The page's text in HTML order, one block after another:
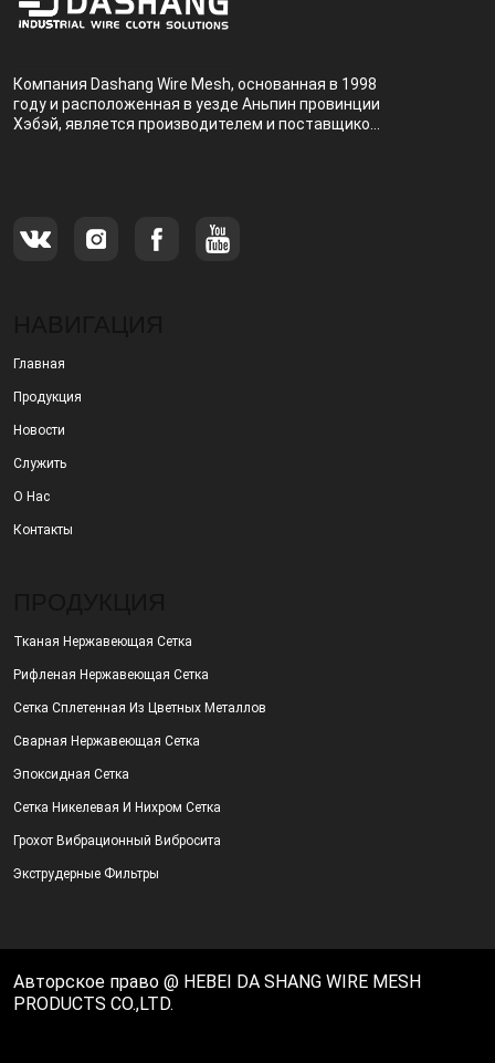
Компания Dashang Wire Mesh, основанная в 1998
году и расположенная в уезде Аньпин провинции
Хэбэй, является производителем и поставщиком,
Главная
Продукция
Новости
Служить
О Нас
Контакты
Тканая Нержавеющая Сетка
Рифленая Нержавеющая Сетка
Сетка Сплетенная Из Цветных Металлов
Сварная Нержавеющая Сетка
Эпоксидная Сетка
Сетка Никелевая И Нихром Сетка
Грохот Вибрационный Вибросита
Экструдерные Фильтры
Авторское право @ HEBEI DA SHANG WIRE MESH
PRODUCTS CO.,LTD.